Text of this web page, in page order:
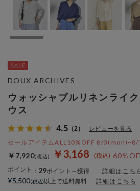
ウォッシャブルリネンライ
ウス
4.5 （2） レビューを見る
セールアイテムALL10%OFF 8/
￥3,168 60％
￥7,920
ポイント ： 29ポイント～獲得 詳細はこち
DOUX ARCHIVES
¥5,500 以上で送料無料 詳細はこちら